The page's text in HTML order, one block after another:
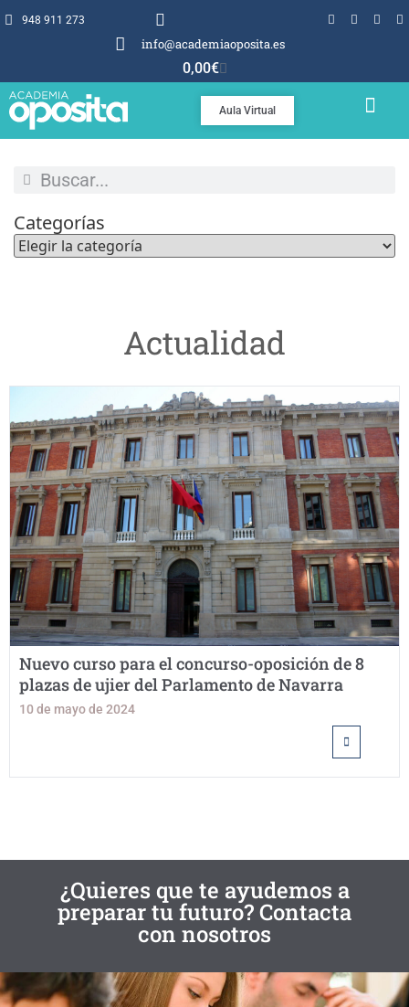
948 911 273
info@academiaoposita.es
0,00€
Aula Virtual
Actualidad
Nuevo curso para el concurso-oposición de 8
plazas de ujier del Parlamento de Navarra
10 de mayo de 2024
Categorías
¿Quieres que te ayudemos a
preparar tu futuro? Contacta
con nosotros